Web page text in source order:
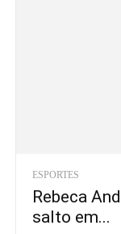
ESPORTES
Rebeca
salto em...